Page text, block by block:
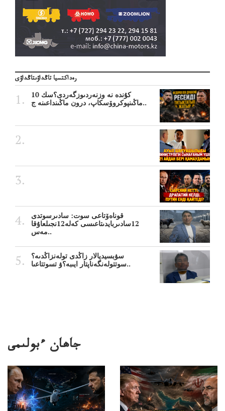
رەداكتسيا تاڭداۋىتاڭداۋى
10 كۇندە نە وزنەردىوزگەردى؟سك
ماڭىنپوكروۆسكاپ، درون ماڭىنداعىنە ج..
قوناەۆتاعى سوت: سادىرسوتدى
12سادىربايدىتاعىسى كەلە12نجىلعاۇقا
مەس..
سۋبسيديالار زاڭدى تولەنزاڭدىە؟
سوتتولەنگەناپتار ايىبە؟ۋ تسوتتاعىا..
جاھان ءبولىمى